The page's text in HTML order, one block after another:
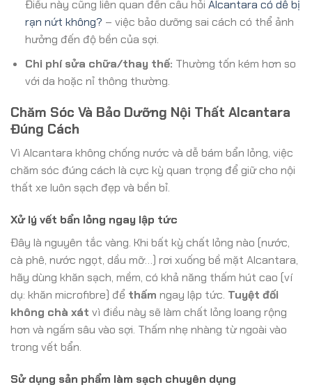
Điều này cũng liên quan đến câu hỏi Alcantara có dễ bị
rạn nứt không? – việc bảo dưỡng sai cách có thể ảnh
hưởng đến độ bền của sợi.
Chi phí sửa chữa/thay thế: Thường tốn kém hơn so
với da hoặc nỉ thông thường.
Chăm Sóc Và Bảo Dưỡng Nội Thất Alcantara
Đúng Cách
Vì Alcantara không chống nước và dễ bám bẩn lỏng, việc
chăm sóc đúng cách là cực kỳ quan trọng để giữ cho nội
thất xe luôn sạch đẹp và bền bỉ.
Xử lý vết bẩn lỏng ngay lập tức
Đây là nguyên tắc vàng. Khi bất kỳ chất lỏng nào (nước,
cà phê, nước ngọt, dầu mỡ…) rơi xuống bề mặt Alcantara,
hãy dùng khăn sạch, mềm, có khả năng thấm hút cao (ví
dụ: khăn microfibre) để thấm ngay lập tức. Tuyệt đối
không chà xát vì điều này sẽ làm chất lỏng loang rộng
hơn và ngấm sâu vào sợi. Thấm nhẹ nhàng từ ngoài vào
trong vết bẩn.
Sử dụng sản phẩm làm sạch chuyên dụng